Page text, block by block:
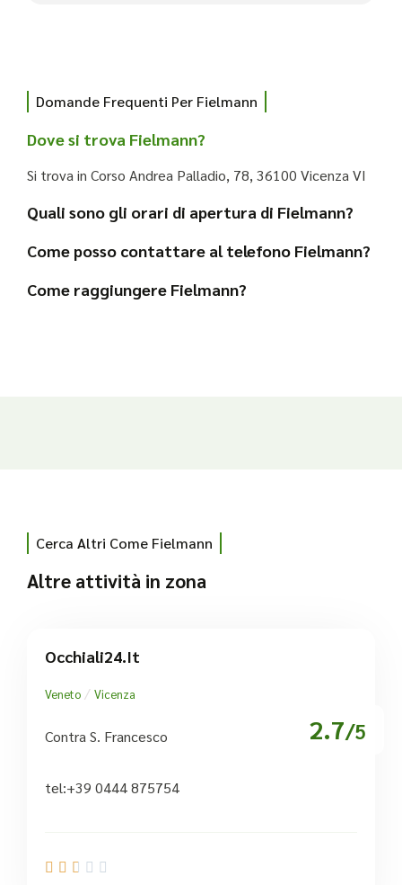
Domande Frequenti Per Fielmann
Dove si trova Fielmann?
Si trova in Corso Andrea Palladio, 78, 36100 Vicenza VI
Quali sono gli orari di apertura di Fielmann?
Come posso contattare al telefono Fielmann?
Come raggiungere Fielmann?
Cerca Altri Come Fielmann
Altre attività in zona
2.7/5
Occhiali24.it
Veneto / Vicenza
Contra S. Francesco
tel:+39 0444 875754
    